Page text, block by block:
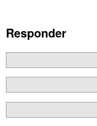
Responder